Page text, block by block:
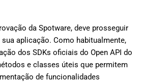
da Spotware, deve prosseguir
aplicação. Como habitualmente,
dos SDKs oficiais do Open API do
e classes úteis que permitem
de funcionalidades